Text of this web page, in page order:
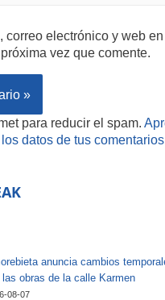
correo electrónico y web
vez que comente.
para reducir el spam.
datos de tus
anuncia cambios
las obras de la calle Karmen
08-07